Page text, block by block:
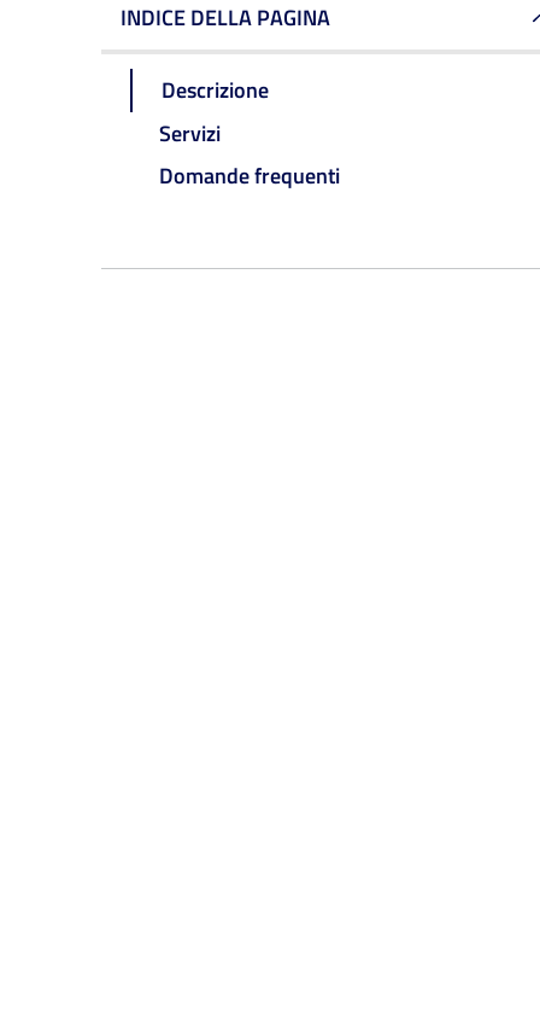
INDICE DELLA PAGINA
Descrizione
Servizi
Domande frequenti